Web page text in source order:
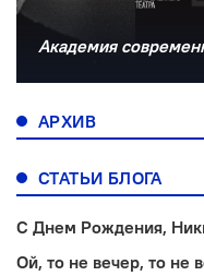
Академия
АРХИВ
СТАТЬИ БЛОГА
С Днем Рождения,
Ой, то не вечер, то не